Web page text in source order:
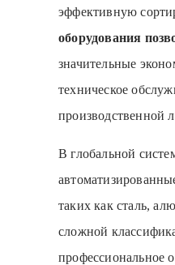
эффективную
оборудования
значительные
техническое
производственной
В глобальной
таких как сталь,
сложной
профессиональное